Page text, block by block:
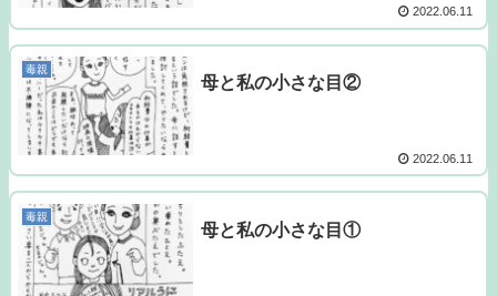
2022.06.11
毒親
母と私の小さな目②
2022.06.11
毒親
母と私の小さな目①